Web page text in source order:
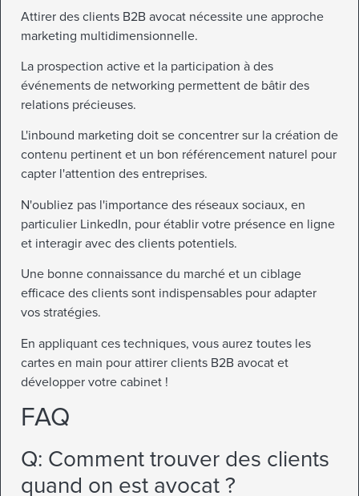
Attirer des clients B2B avocat nécessite une approche
marketing multidimensionnelle.
La prospection active et la participation à des
événements de networking permettent de bâtir des
relations précieuses.
L'inbound marketing doit se concentrer sur la création de
contenu pertinent et un bon référencement naturel pour
capter l'attention des entreprises.
N'oubliez pas l'importance des réseaux sociaux, en
particulier LinkedIn, pour établir votre présence en ligne
et interagir avec des clients potentiels.
Une bonne connaissance du marché et un ciblage
efficace des clients sont indispensables pour adapter
vos stratégies.
En appliquant ces techniques, vous aurez toutes les
cartes en main pour attirer clients B2B avocat et
développer votre cabinet !
FAQ
Q: Comment trouver des clients
quand on est avocat ?